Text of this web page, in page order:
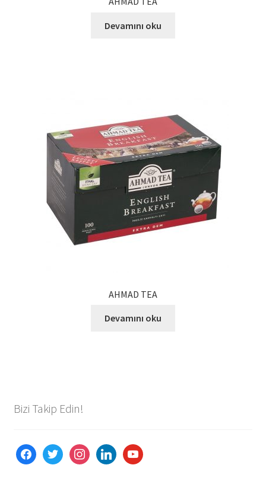
Devamını oku
AHMAD TEA
Devamını oku
Bizi Takip Edin!
facebooktwitter instagramlinkedinyoutube